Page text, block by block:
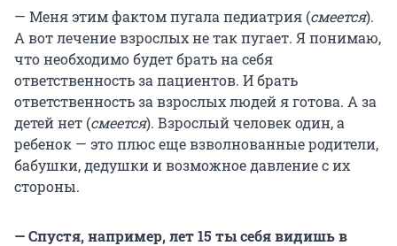
— Меня этим фактом пугала педиатрия (смеется).
А вот лечение взрослых не так пугает. Я понимаю,
что необходимо будет брать на себя
ответственность за пациентов. И брать
ответственность за взрослых людей я готова. А за
детей нет (смеется). Взрослый человек один, а
ребенок — это плюс еще взволнованные родители,
бабушки, дедушки и возможное давление с их
стороны.
— Спустя, например, лет 15 ты себя видишь в